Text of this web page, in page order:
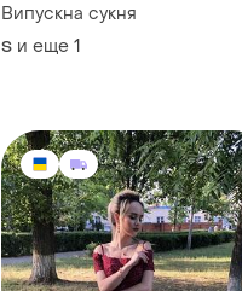
Випускна сукня
S и еще 1